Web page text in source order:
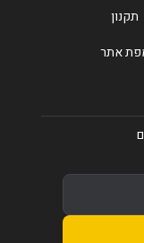
תקנון
אתר